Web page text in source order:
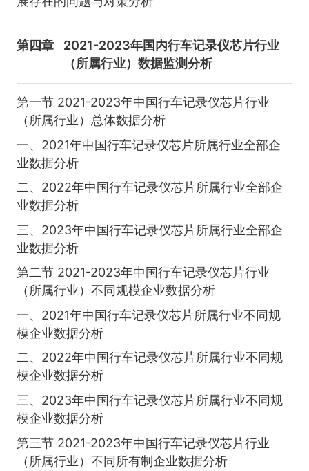
第四章
2021-2023年国内行车记录仪芯片行业
（所属行业）数据监测分析
第一节 2021-2023年中国行车记录仪芯片行业
（所属行业）总体数据分析
一、2021年中国行车记录仪芯片所属行业全部企
业数据分析
二、2022年中国行车记录仪芯片所属行业全部企
业数据分析
三、2023年中国行车记录仪芯片所属行业全部企
业数据分析
第二节 2021-2023年中国行车记录仪芯片行业
（所属行业）不同规模企业数据分析
一、2021年中国行车记录仪芯片所属行业不同规
模企业数据分析
二、2022年中国行车记录仪芯片所属行业不同规
模企业数据分析
三、2023年中国行车记录仪芯片所属行业不同规
模企业数据分析
第三节 2021-2023年中国行车记录仪芯片行业
（所属行业）不同所有制企业数据分析